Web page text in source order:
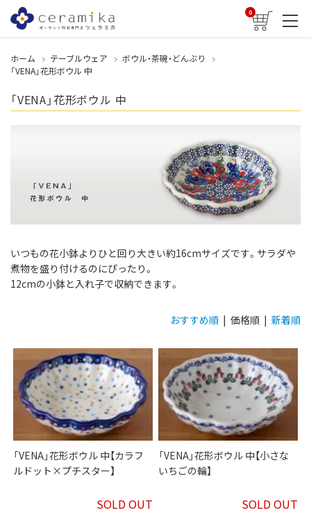
0
ホーム テーブルウェア
ボウル・茶碗・どんぶり
「VENA」花形ボウル 中
「VENA」花形ボウル 中
いつもの花小鉢よりひと回り大きい約16cmサイズです。サラダや
煮物を盛り付けるのにぴったり。
12cmの小鉢と入れ子で収納できます。
おすすめ順 | 価格順 | 新着順
「VENA」花形ボウル 中【カラフ
ルドット×プチスター】
SOLD OUT
「VENA」花形ボウル 中【小さな
いちごの輪】
SOLD OUT